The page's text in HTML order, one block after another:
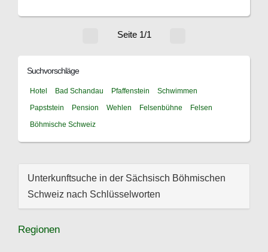
Seite 1/1
Suchvorschläge
Hotel Bad Schandau Pfaffenstein
Schwimmen
Papststein
Pension Wehlen Felsenbühne
Felsen
Böhmische Schweiz
Unterkunftsuche in der Sächsisch Böhmischen
Schweiz nach Schlüsselworten
Regionen